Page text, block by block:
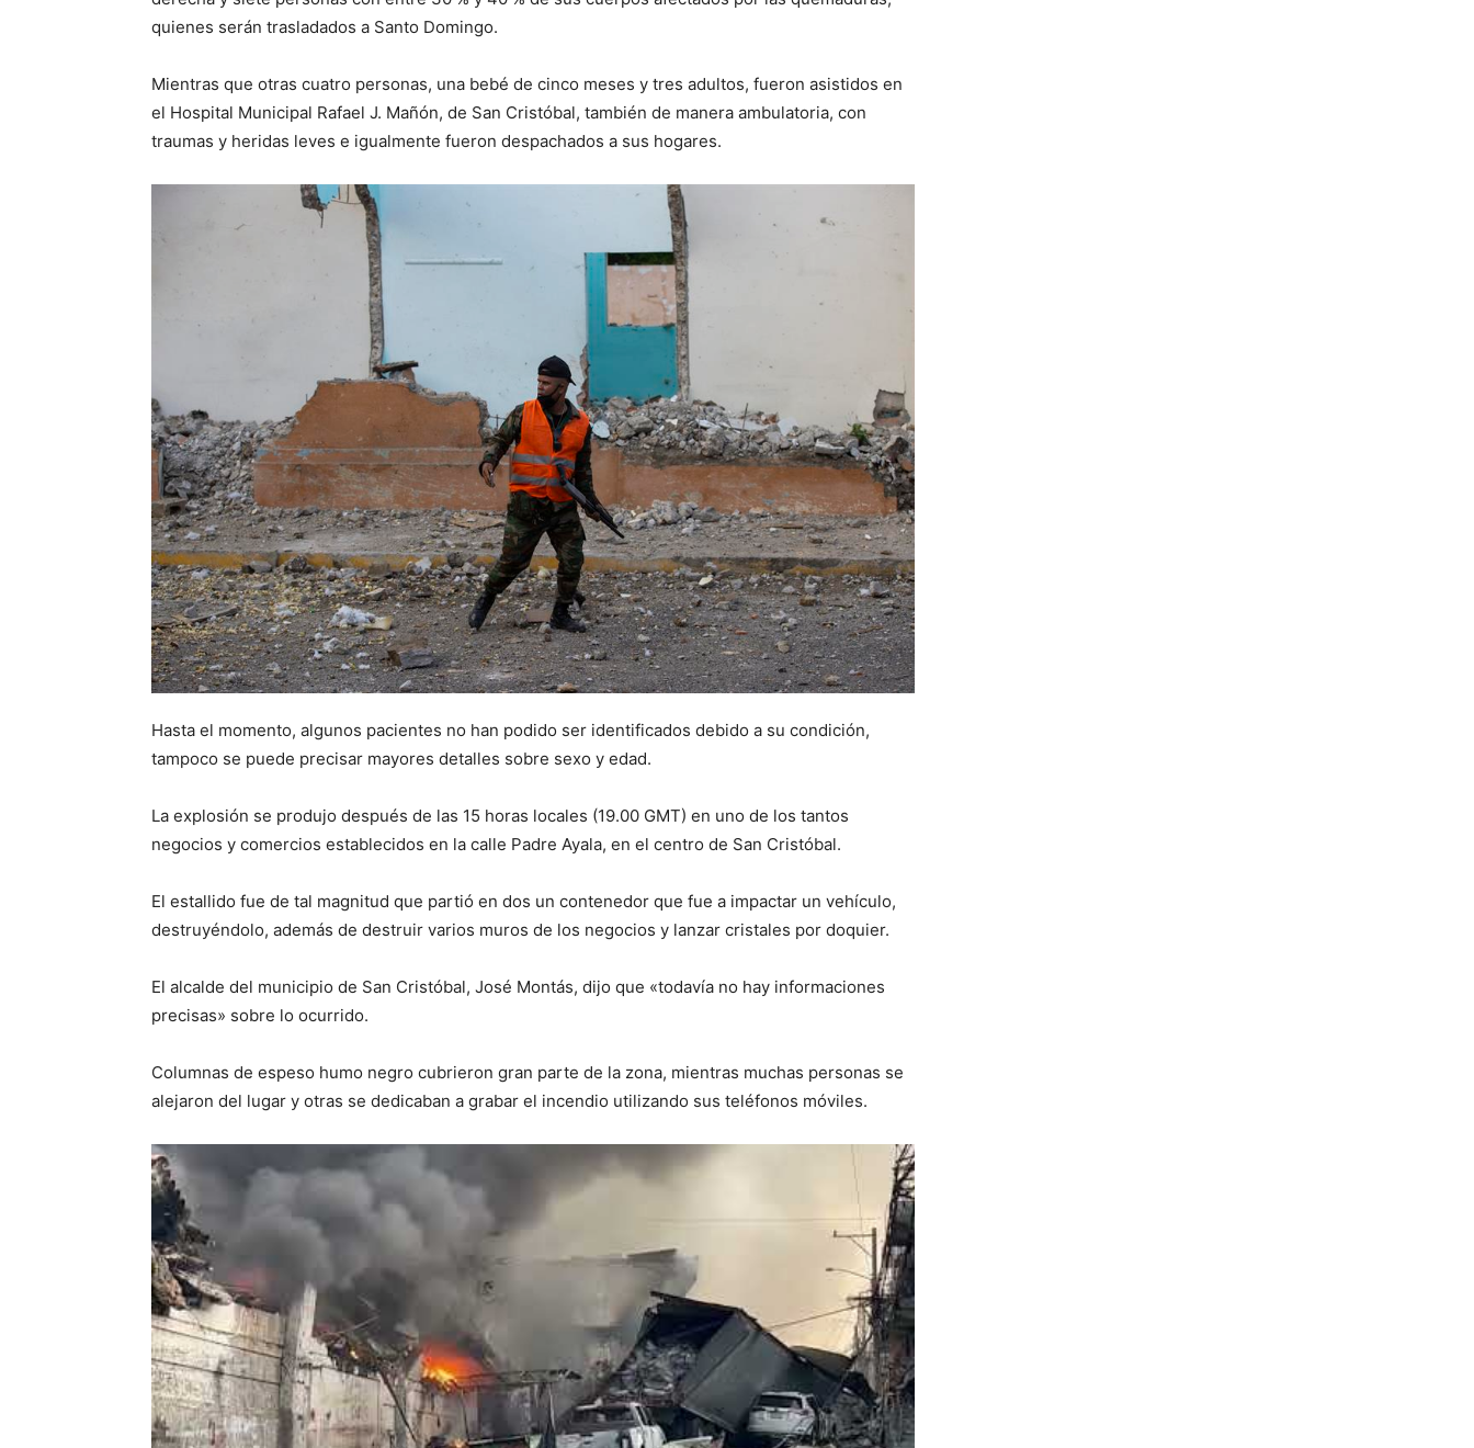
quienes serán trasladados a Santo Domingo.
Mientras que otras cuatro personas, una bebé de cinco meses y tres adultos, fueron asistidos en
el Hospital Municipal Rafael J. Mañón, de San Cristóbal, también de manera ambulatoria, con
traumas y heridas leves e igualmente fueron despachados a sus hogares.
Hasta el momento, algunos pacientes no han podido ser identificados debido a su condición,
tampoco se puede precisar mayores detalles sobre sexo y edad.
La explosión se produjo después de las 15 horas locales (19.00 GMT) en uno de los tantos
negocios y comercios establecidos en la calle Padre Ayala, en el centro de San Cristóbal.
El estallido fue de tal magnitud que partió en dos un contenedor que fue a impactar un vehículo,
destruyéndolo, además de destruir varios muros de los negocios y lanzar cristales por doquier.
El alcalde del municipio de San Cristóbal, José Montás, dijo que «todavía no hay informaciones
precisas» sobre lo ocurrido.
Columnas de espeso humo negro cubrieron gran parte de la zona, mientras muchas personas se
alejaron del lugar y otras se dedicaban a grabar el incendio utilizando sus teléfonos móviles.